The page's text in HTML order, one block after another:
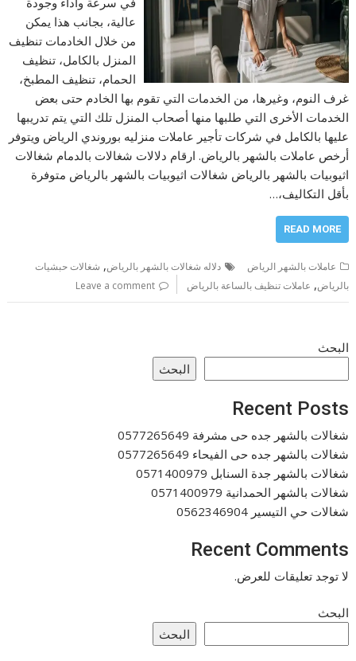
عالية، بجانب هذا يمكن
من خلال الخادمات تنظيف
المنزل بالكامل، تنظيف
الحمام، تنظيف المطبخ،
غرف النوم، وغيرها، من الخدمات التي تقوم بها الخادم حتى بعض
الخدمات الأخرى التي طلبها منها أصحاب المنزل تلك التي يتم تدريبها
عليها بالكامل في شركات تأجير عاملات منزليه بوروندي الرياض ويتوفر
أرخص عاملات بالشهر بالرياض. ارقام دلالات شغالات بالدمام شغالات
اثيوبيات بالشهر بالرياض شغالات اثيوبيات بالشهر بالرياض متوفرة
بأقل التكاليف،…
READ MORE
عاملات بالشهر الرياض دلاله شغالات بالشهر بالرياض, شغالات حبشيات
بالرياض, عاملات تنظيف بالساعة بالرياض Leave a comment
البحث
البحث
Recent Posts
شغالات بالشهر جده حى مشرفة 0577265649
شغالات بالشهر جده حى الفيحاء 0577265649
شغالات بالشهر جدة السنابل 0571400979
شغالات بالشهر الحمدانية 0571400979
شغالات حي التيسير 0562346904
Recent Comments
لا توجد تعليقات للعرض.
البحث
البحث